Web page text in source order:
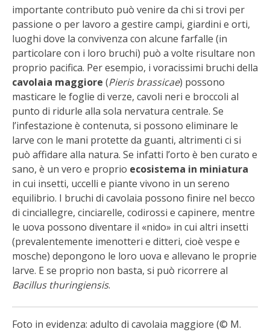
CORMIK
VIGNETO BIO
PENSA ALTERNATIVO
GARDENA
VERONESI
RIMANI A CONTATTO CON LA NATURA
CRESCERE INSIEME
ARCHMAN
VITA IN CAMPAGNA LA FIERA
NATURALMENTE
I PARTNER DI VITA IN CAMPAGNA
importante contributo può venire da chi si trovi per
passione o per lavoro a gestire campi, giardini e orti,
luoghi dove la convivenza con alcune farfalle (in
particolare con i loro bruchi) può a volte risultare non
proprio pacifica. Per esempio, i voracissimi bruchi della
cavolaia maggiore (Pieris brassicae) possono
masticare le foglie di verze, cavoli neri e broccoli al
punto di ridurle alla sola nervatura centrale. Se
l’infestazione è contenuta, si possono eliminare le
larve con le mani protette da guanti, altrimenti ci si
può affidare alla natura. Se infatti l’orto è ben curato e
sano, è un vero e proprio ecosistema in miniatura
in cui insetti, uccelli e piante vivono in un sereno
equilibrio. I bruchi di cavolaia possono finire nel becco
di cinciallegre, cinciarelle, codirossi e capinere, mentre
le uova possono diventare il «nido» in cui altri insetti
(prevalentemente imenotteri e ditteri, cioè vespe e
mosche) depongono le loro uova e allevano le proprie
larve. E se proprio non basta, si può ricorrere al
Bacillus thuringiensis.
Foto in evidenza: adulto di cavolaia maggiore (© M.